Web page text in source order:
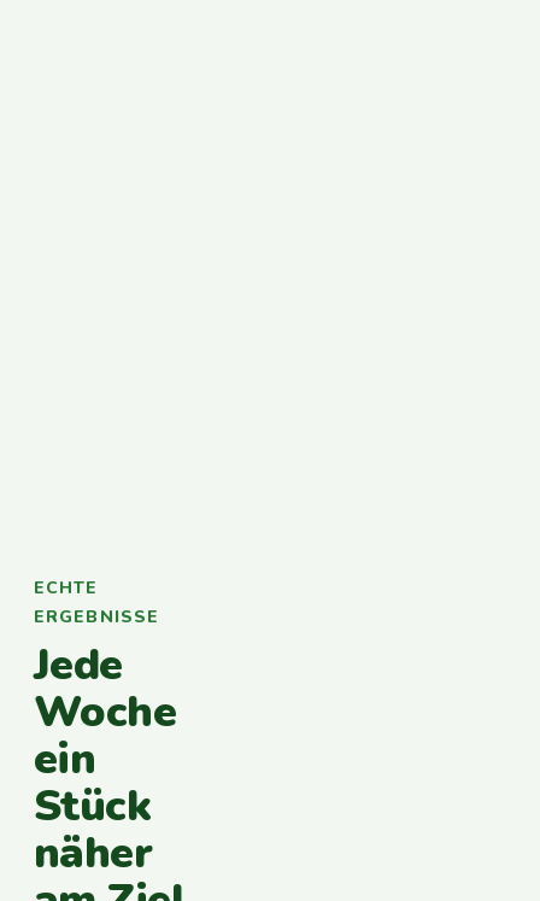
ECHTE
ERGEBNISSE
Jede
Woche
ein
Stück
näher